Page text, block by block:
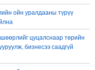
ойн уралдааны түрүү
цуцалснаар төрийн
бизнесээ саадгүй